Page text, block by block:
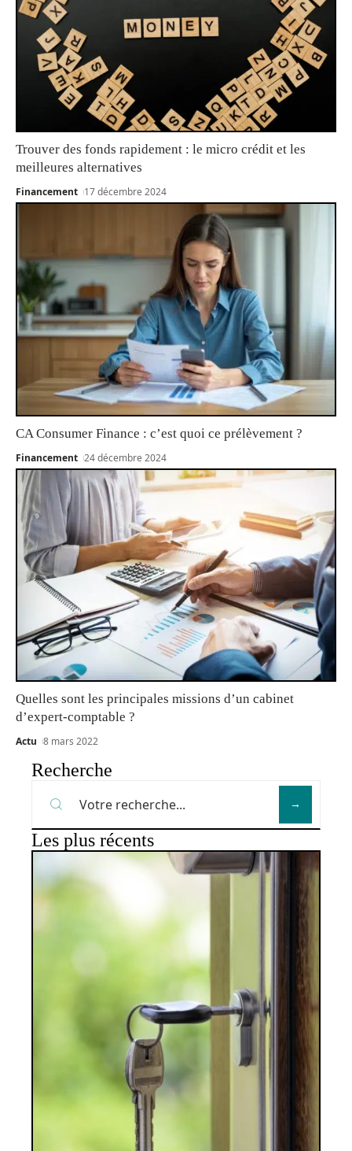
Trouver des fonds rapidement : le micro crédit et les
meilleures alternatives
Financement 17 décembre 2024
CA Consumer Finance : c’est quoi ce prélèvement ?
Financement 24 décembre 2024
Quelles sont les principales missions d’un cabinet
d’expert-comptable ?
Actu 8 mars 2022
Recherche
Les plus récents